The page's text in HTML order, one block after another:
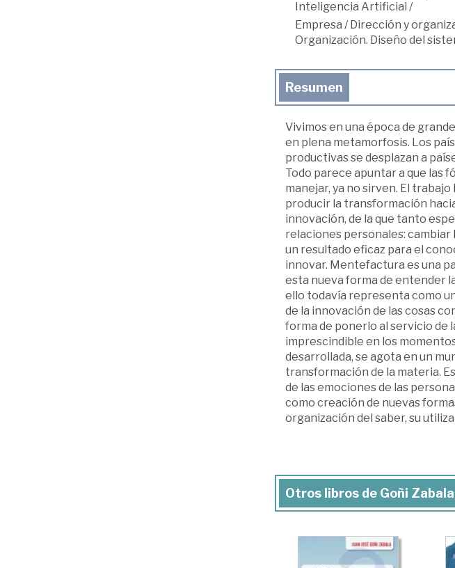
Inteligencia Artificial /
Empresa /Dirección y
Organización. Diseño del
Resumen
Vivimos en una época de
en plena metamorfosis. Los
productivas se desplazan a
Todo parece apuntar a que las
manejar, ya no sirven. El
producir la transformación
innovación, de la que tanto
relaciones personales:
un resultado eficaz para el
innovar. Mentefactura es una
esta nueva forma de entender
ello todavía representa como
de la innovación de las cosas
forma de ponerlo al servicio de
imprescindible en los
desarrollada, se agota en un
transformación de la materia.
de las emociones de las
como creación de nuevas
organización del saber, su
Otros libros de Goñi